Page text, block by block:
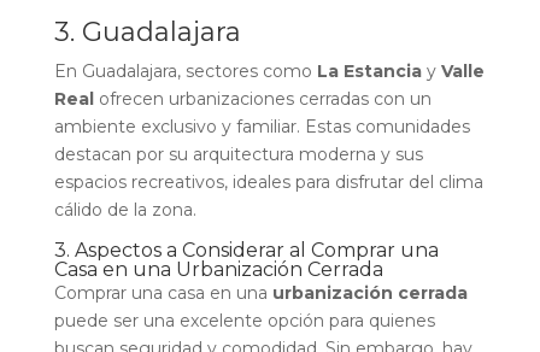
3. Guadalajara
En Guadalajara, sectores como La Estanciay Valle
Real ofrecen urbanizaciones cerradas con un
ambiente exclusivo y familiar. Estas comunidades
destacan por su arquitectura moderna y sus
espacios recreativos, ideales para disfrutar del clima
cálido de la zona.
3. Aspectos a Considerar al Comprar una
Casa en una Urbanización Cerrada
Comprar una casa en una urbanización cerrada
puede ser una excelente opción para quienes